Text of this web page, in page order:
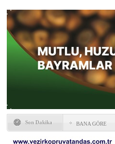
Son Dakika BANA GÖRE
Vezirköprü